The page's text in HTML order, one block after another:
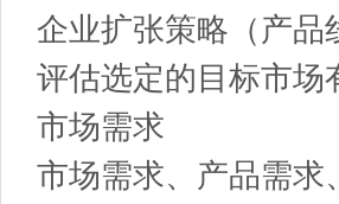
企业扩张策略（产品
评估选定的目标市场
市场需求
市场需求、产品需求